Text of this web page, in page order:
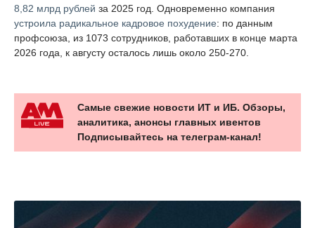
8,82 млрд рублей за 2025 год. Одновременно компания
устроила радикальное кадровое похудение: по данным
профсоюза, из 1073 сотрудников, работавших в конце марта
2026 года, к августу осталось лишь около 250-270.
Самые свежие новости ИТ и ИБ. Обзоры,
аналитика, анонсы главных ивентов
Подписывайтесь на телеграм-канал!